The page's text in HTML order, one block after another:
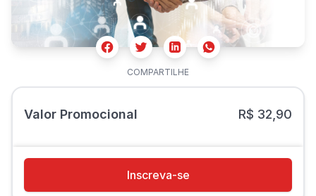
FacebookTwitterLinkedinWhatsapp
COMPARTILHE
Valor Promocional R$ 32,90
Inscreva-se